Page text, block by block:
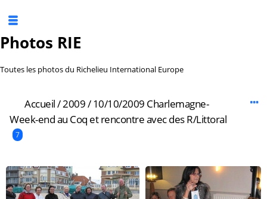
Photos RIE
Toutes les photos du Richelieu International Europe
Accueil/2009/10/10/2009 Charlemagne-
Week-end au Coq et rencontre avec des R/Littoral
7